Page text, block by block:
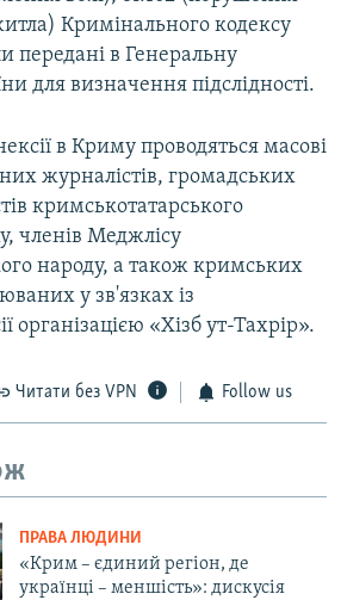
Кримінального кодексу
передані в Генеральну
для визначення підслідності.
в Криму проводяться масові
журналістів, громадських
кримськотатарського
членів Меджлісу
народу, а також кримських
у зв'язках із
організацією «Хізб ут-Тахрір».
Читати без VPN Follow us
ПРАВА ЛЮДИНИ
«Крим – єдиний регіон, де
українці – меншість»: дискусія